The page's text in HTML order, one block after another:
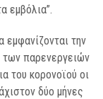
εμβόλια”.
την
παρενεργειών
του κορονοϊού οι
δύο μήνες